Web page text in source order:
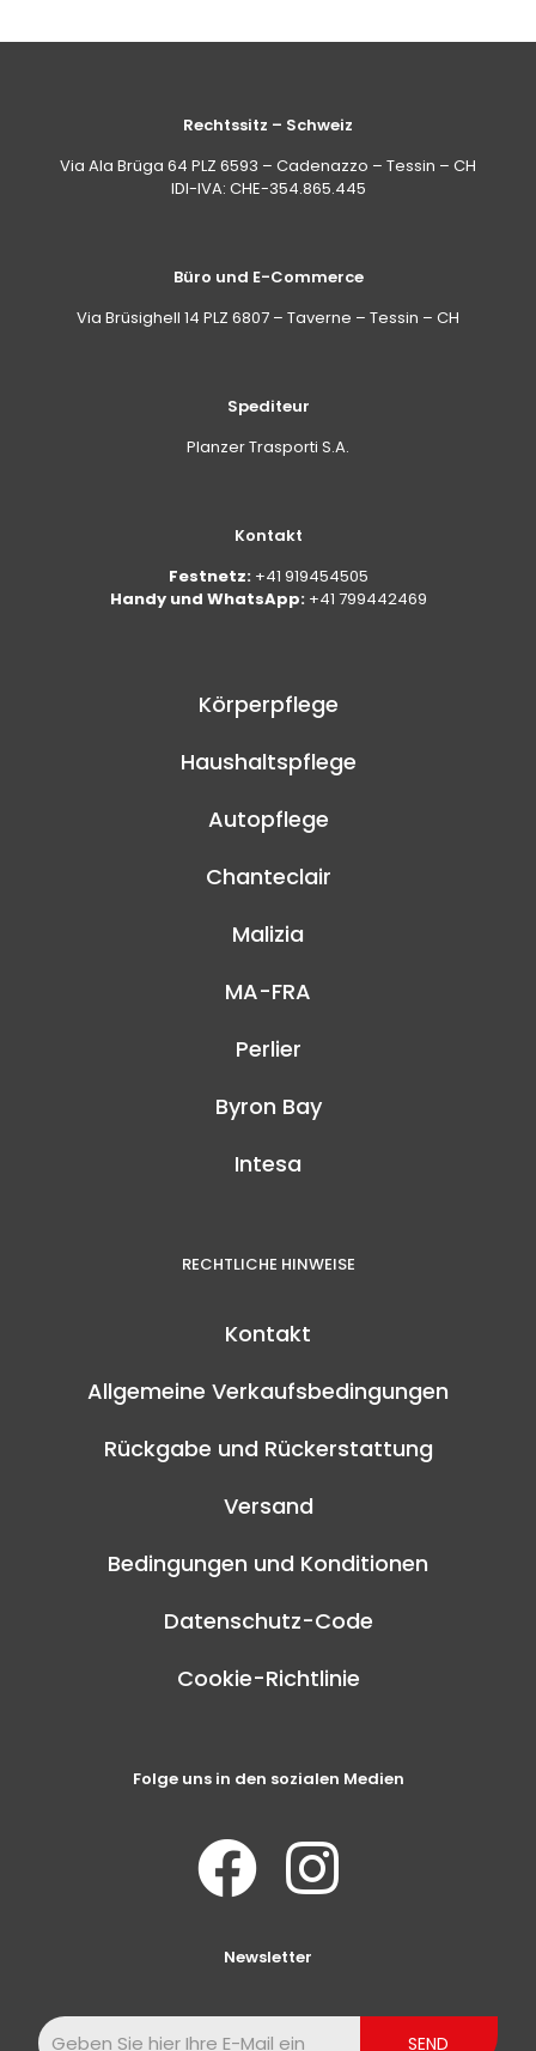
Rechtssitz – Schweiz
Via Ala Brüga 64 PLZ 6593 – Cadenazzo – Tessin – CH
IDI-IVA: CHE-354.865.445
Büro und E-Commerce
Via Brüsighell 14 PLZ 6807 – Taverne – Tessin – CH
Spediteur
Planzer Trasporti S.A.
Kontakt
Festnetz: +41 919454505
Handy und WhatsApp: +41 799442469
Körperpflege
Haushaltspflege
Autopflege
Chanteclair
Malizia
MA-FRA
Perlier
Byron Bay
Intesa
RECHTLICHE HINWEISE
Kontakt
Allgemeine Verkaufsbedingungen
Rückgabe und Rückerstattung
Versand
Bedingungen und Konditionen
Datenschutz-Code
Cookie-Richtlinie
Folge uns in den sozialen Medien
Newsletter